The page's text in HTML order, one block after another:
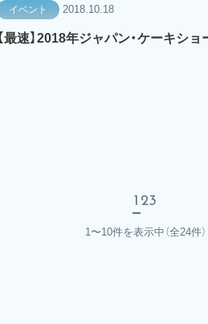
イベント 2018.10.18
【最速】2018年ジャパン・ケーキショ
1 23
1〜10件を表示中 （全24件）